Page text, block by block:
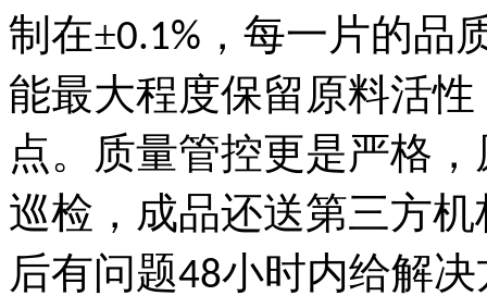
制在±0.1% ，每一片的品
能最大程度保留原料活
点。质量管控更是严格，
巡检，成品还送第三方
后有问题48小时内给解